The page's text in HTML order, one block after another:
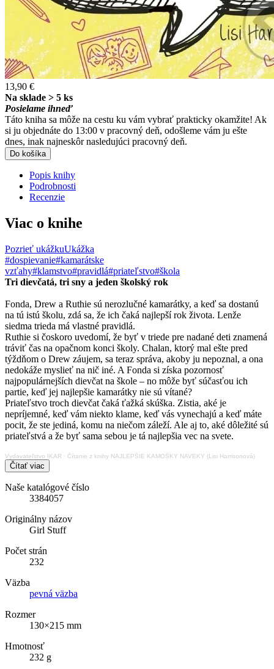
13,90 €
Na sklade > 5 ks
Posielame ihneď
Táto kniha sa môže na cestu ku vám vybrať prakticky okamžite! Ak
si ju objednáte do 13:00 v pracovný deň, odošleme vám ju ešte
dnes, inak najneskôr nasledujúci pracovný deň.
Do košíka
Popis knihy
Podrobnosti
Recenzie
Viac o knihe
Pozrieť ukážkuUkážka
#dospievanie#kamarátske
vzťahy#klamstvo#pravidlá#priateľstvo#škola
Tri dievčatá, tri sny a jeden školský rok
Fonda, Drew a Ruthie sú nerozlučné kamarátky, a keď sa dostanú
na tú istú školu, zdá sa, že ich čaká najlepší rok života. Lenže
siedma trieda má vlastné pravidlá.
Ruthie si čoskoro uvedomí, že byť v triede pre nadané deti znamená
tráviť čas na opačnom konci školy. Chalan, ktorý mal ešte pred
týždňom o Drew záujem, sa teraz správa, akoby ju nepoznal, a ona
nedokáže myslieť na nič iné. A Fonda si získa pozornosť
najpopulárnejších dievčat na škole – no môže byť súčasťou ich
partie, keď jej najlepšie kamarátky nie sú vítané?
Priateľstvo troch dievčat čaká ťažká skúška. Zistia, aké je
nepríjemné, keď vám niekto klame, keď vás vynechajú a keď máte
pocit, že ste jediná, komu na niečom záleží. Ale aj to, aké dôležité sú
priateľstvá a že byť sama sebou je tá najlepšia vec na svete.
Vydavateľstvo IKAR · Čítanie z knihy NAJLEPŠIE KAMOŠKY NAVEKY (Lisi Harrisonová)
Čítať viac
Naše katalógové číslo
3384057
Originálny názov
Girl Stuff
Počet strán
232
Väzba
pevná väzba
Rozmer
130×215 mm
Hmotnosť
232 g